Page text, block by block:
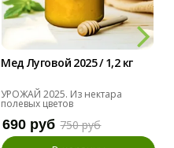
Мед Луговой 2025 / 1,2 кг
УРОЖАЙ 2025. Из нектара
полевых цветов
690 руб 750 руб